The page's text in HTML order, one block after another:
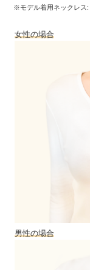
※モデル着用ネックレス:
女性の場合
男性の場合